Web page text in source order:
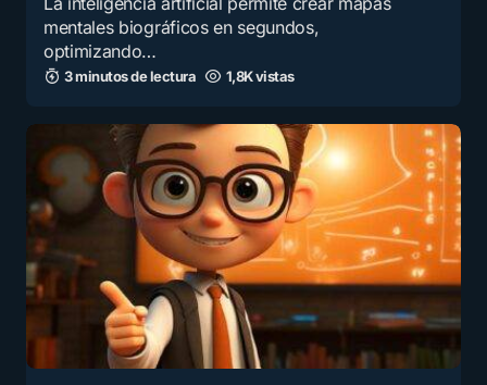
mentales biográficos en segundos,
optimizando…
3 minutos de lectura 1,8K vistas